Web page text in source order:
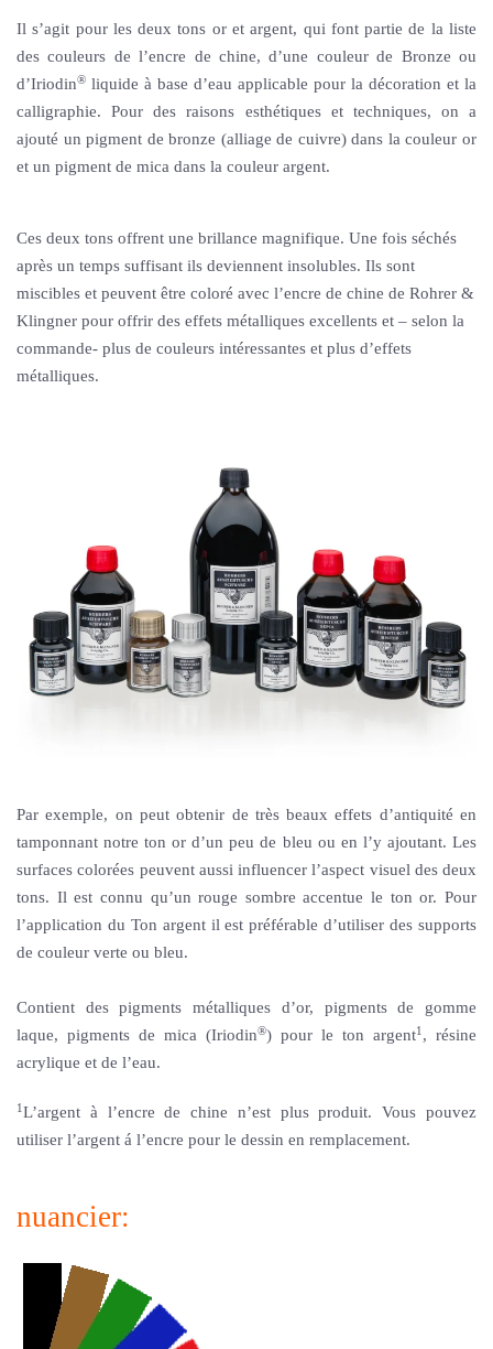
Il s’agit pour les deux tons or et argent, qui font partie de la liste
des couleurs de l’encre de chine, d’une couleur de Bronze ou
d’Iriodin® liquide à base d’eau applicable pour la décoration et la
calligraphie. Pour des raisons esthétiques et techniques, on a
ajouté un pigment de bronze (alliage de cuivre) dans la couleur or
et un pigment de mica dans la couleur argent.
Ces deux tons offrent une brillance magnifique. Une fois séchés
après un temps suffisant ils deviennent insolubles. Ils sont
miscibles et peuvent être coloré avec l’encre de chine de Rohrer &
Klingner pour offrir des effets métalliques excellents et – selon la
commande- plus de couleurs intéressantes et plus d’effets
métalliques.
Par exemple, on peut obtenir de très beaux effets d’antiquité en
tamponnant notre ton or d’un peu de bleu ou en l’y ajoutant. Les
surfaces colorées peuvent aussi influencer l’aspect visuel des deux
tons. Il est connu qu’un rouge sombre accentue le ton or. Pour
l’application du Ton argent il est préférable d’utiliser des supports
de couleur verte ou bleu.
Contient des pigments métalliques d’or, pigments de gomme
laque, pigments de mica (Iriodin®) pour le ton argent1 , résine
acrylique et de l’eau.
1L’argent à l’encre de chine n’est plus produit. Vous pouvez
utiliser l’argent á l’encre pour le dessin en remplacement.
nuancier: